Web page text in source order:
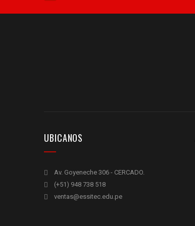
UBICANOS
Av. Goyeneche 306 - CERCADO.
(+51) 948 738 518
ventas@essitec.edu.pe